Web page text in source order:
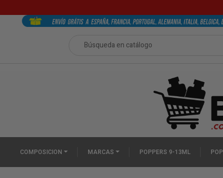
COMPOSICION MARCAS POPPERS 9-13ML